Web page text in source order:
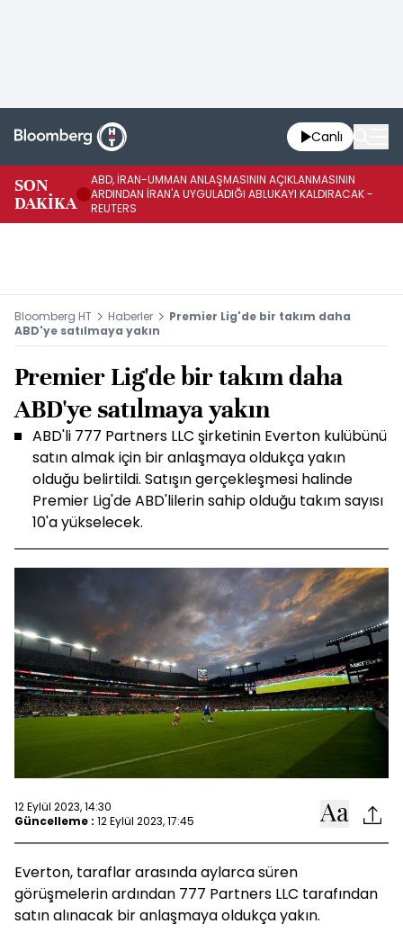
Canlı
SON
DAKİKA
ABD, İRAN-UMMAN ANLAŞMASININ AÇIKLANMASININ
ARDINDAN İRAN'A UYGULADIĞI ABLUKAYI KALDIRACAK -
REUTERS
Bloomberg HT Haberler
Premier Lig'de bir takım daha
ABD'ye satılmaya yakın
Premier Lig'de bir takım daha
ABD'ye satılmaya yakın
ABD'li 777 Partners LLC şirketinin Everton kulübünü
satın almak için bir anlaşmaya oldukça yakın
olduğu belirtildi. Satışın gerçekleşmesi halinde
Premier Lig'de ABD'lilerin sahip olduğu takım sayısı
10'a yükselecek.
12 Eylül 2023, 14:30
Güncelleme : 12 Eylül 2023, 17:45
Everton, taraflar arasında aylarca süren
görüşmelerin ardından 777 Partners LLC tarafından
satın alınacak bir anlaşmaya oldukça yakın.